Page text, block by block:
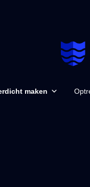
maken